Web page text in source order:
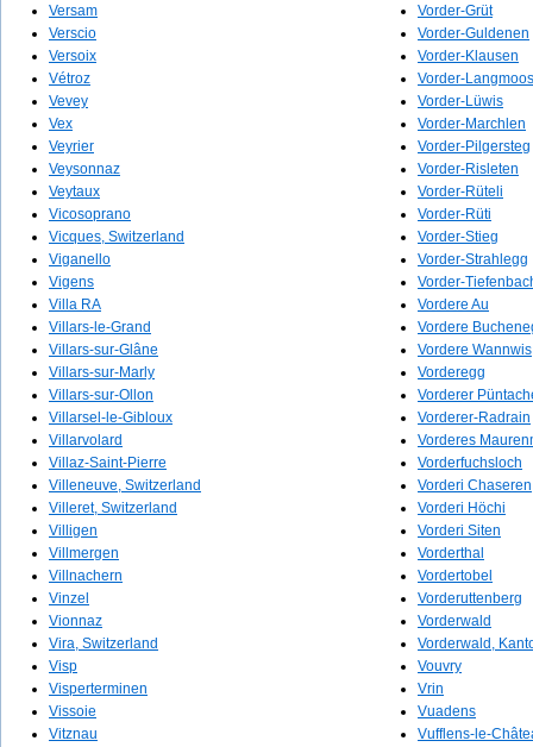
Versam
Verscio
Versoix
Vétroz
Vevey
Vex
Veyrier
Veysonnaz
Veytaux
Vicosoprano
Vicques, Switzerland
Viganello
Vigens
Villa RA
Villars-le-Grand
Villars-sur-Glâne
Villars-sur-Marly
Villars-sur-Ollon
Villarsel-le-Gibloux
Villarvolard
Villaz-Saint-Pierre
Villeneuve, Switzerland
Villeret, Switzerland
Villigen
Villmergen
Villnachern
Vinzel
Vionnaz
Vira, Switzerland
Visp
Visperterminen
Vissoie
Vitznau
Vorder-Grüt
Vorder-Guldenen
Vorder-Klausen
Vorder-Langmoos
Vorder-Lüwis
Vorder-Marchlen
Vorder-Pilgersteg
Vorder-Risleten
Vorder-Rüteli
Vorder-Rüti
Vorder-Stieg
Vorder-Strahlegg
Vorder-
Vordere Au
Vordere
Vordere Wannwis
Vorderegg
Vorderer
Vorderer-Radrain
Vorderes
Vorderfuchsloch
Vorderi Chaseren
Vorderi Höchi
Vorderi Siten
Vorderthal
Vordertobel
Vorderuttenberg
Vorderwald
Vorderwald,
Vouvry
Vrin
Vuadens
Vufflens-le-